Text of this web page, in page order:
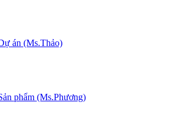
án (Ms.Thảo)
phẩm (Ms.Phương)